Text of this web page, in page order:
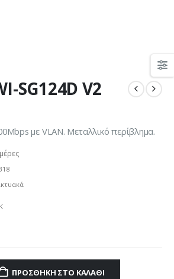
SG124D V2
με VLAN. Mεταλλικό περίβλημα.
ΠΡΟΣΘΉΚΗ ΣΤΟ ΚΑΛΆΘΙ